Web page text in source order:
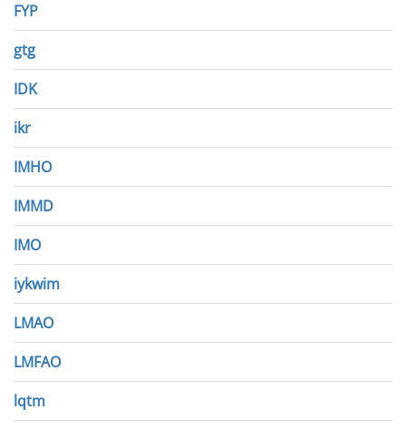
FYP
gtg
IDK
ikr
IMHO
IMMD
IMO
iykwim
LMAO
LMFAO
lqtm